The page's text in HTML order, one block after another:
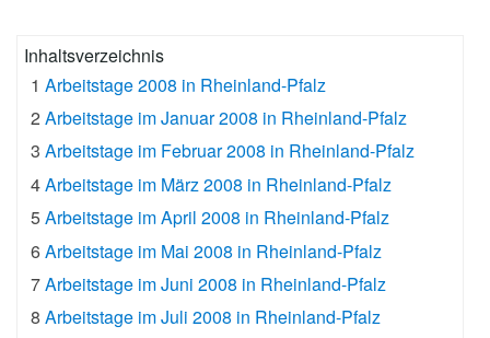
Inhaltsverzeichnis
1 Arbeitstage 2008 in Rheinland-Pfalz
2 Arbeitstage im Januar 2008 in Rheinland-Pfalz
3 Arbeitstage im Februar 2008 in Rheinland-Pfalz
4Arbeitstage im März 2008 in Rheinland-Pfalz
5Arbeitstage im April 2008 in Rheinland-Pfalz
6Arbeitstage im Mai 2008 in Rheinland-Pfalz
7Arbeitstage im Juni 2008 in Rheinland-Pfalz
8 Arbeitstage im Juli 2008 in Rheinland-Pfalz